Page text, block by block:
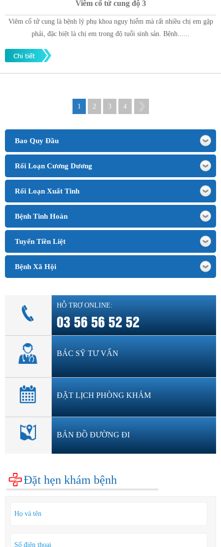
Viêm cổ tử cung độ 3
Viêm cổ tử cung là bệnh lý phụ khoa nguy hiểm mà rất nhiều chị em gặp
phải, đặc biệt là chị em trong độ tuổi sinh sản. Bệnh......
1 2 3 4
Bao Quy Đầu
Rối Loạn Cương Dương
Rối Loạn Xuất Tinh
Bệnh Tinh Hoàn
Tuyến Tiền Liệt
Bệnh Xã Hội
HỖ TRỢ ONLINE:
03 56 56 52 52
BÁC SỸ TƯ VẤN
ĐẶT LỊCH PHÒNG KHÁM
BẢN ĐỒ ĐƯỜNG ĐI
Đặt hẹn khám bệnh